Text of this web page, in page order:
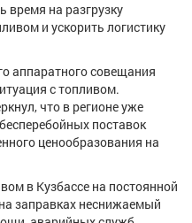
Проекты
время на разгрузку
и ускорить логистику
аппаратного совещания
с топливом.
что в регионе уже
поставок
ценообразования на
в Кузбассе на постоянной
заправках неснижаемый